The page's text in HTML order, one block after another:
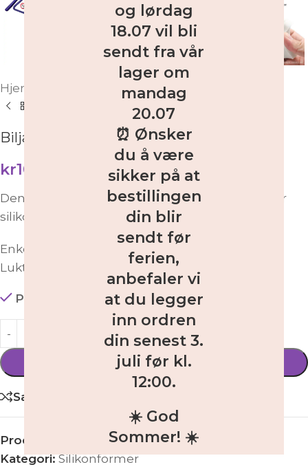
og lørdag
18.07 vil bli
sendt fra vår
lager om
mandag
20.07
⏰ Ønsker
du å være
sikker på at
bestillingen
din blir
sendt før
ferien,
anbefaler vi
at du legger
inn ordren
dinsenest 3.
juli før kl.
12:00.
☀️ God
Sommer! ☀️
Hjem Dekoreringsutstyr
Biljard silikonform
kr109,00 inkl. MVA
Denne silikonformen er laget av 100% matsikker
silikon, fleksibel og gjenbrukbar.
Enkel å rengjøre å lagre.
Luktfri og kan vaskes i oppvaskmaskin.
På lager
LEGG I HANDLEKURV
Sammenligne
Produktnummer: AKSM2572
Kategori: Silikonformer